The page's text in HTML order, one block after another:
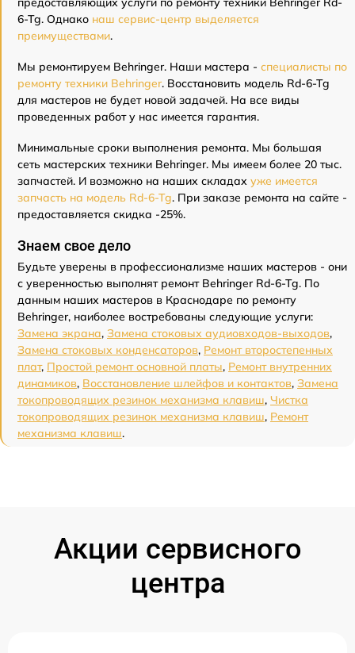
6-Tg. Однако наш сервис-центр выделяется
преимуществами.
Мы ремонтируем Behringer. Наши мастера - специалисты по
ремонту техники Behringer. Восстановить модель Rd-6-Tg
для мастеров не будет новой задачей. На все виды
проведенных работ у нас имеется гарантия.
Минимальные сроки выполнения ремонта. Мы большая
сеть мастерских техники Behringer. Мы имеем более 20 тыс.
запчастей. И возможно на наших складах уже имеется
запчасть на модель Rd-6-Tg. При заказе ремонта на сайте -
предоставляется скидка -25%.
Знаем свое дело
Будьте уверены в профессионализме наших мастеров - они
с уверенностью выполнят ремонт Behringer Rd-6-Tg. По
данным наших мастеров в Краснодаре по ремонту
Behringer, наиболее востребованы следующие услуги:
Замена экрана, Замена стоковых аудиовходов-выходов,
Замена стоковых конденсаторов, Ремонт второстепенных
плат, Простой ремонт основной платы, Ремонт внутренних
динамиков, Восстановление шлейфов и контактов, Замена
токопроводящих резинок механизма клавиш, Чистка
токопроводящих резинок механизма клавиш, Ремонт
механизма клавиш.
Акции сервисного
центра